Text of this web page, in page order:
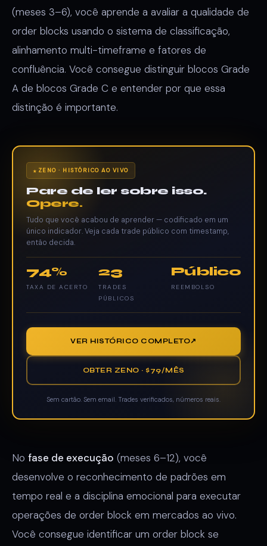
(meses 3–6), você aprende a avaliar a qualidade de
order blocks usando o sistema de classificação,
alinhamento multi-timeframe e fatores de
confluência. Você consegue distinguir blocos Grade
A de blocos Grade C e entender por que essa
distinção é importante.
ZENO · HISTÓRICO AO VIVO
Pare de ler sobre isso.
Opere.
Tudo que você acabou de aprender — codificado em um
único indicador. Veja cada trade público com timestamp,
então decida.
74%
TAXA DE ACERTO
23
TRADES
PÚBLICOS
Público
REEMBOLSO
VER HISTÓRICO COMPLETO
OBTER ZENO · $79/MÊS
Sem cartão. Sem email. Trades verificados, números reais.
No fase de execução (meses 6–12), você
desenvolve o reconhecimento de padrões em
tempo real e a disciplina emocional para executar
operações de order block em mercados ao vivo.
Você consegue identificar um order block se